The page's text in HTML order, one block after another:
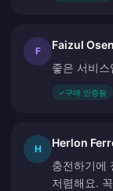
F Faizul Osen
좋은 서비스
✓구매 인증됨
H Herlon
충전하기에
저렴해요.